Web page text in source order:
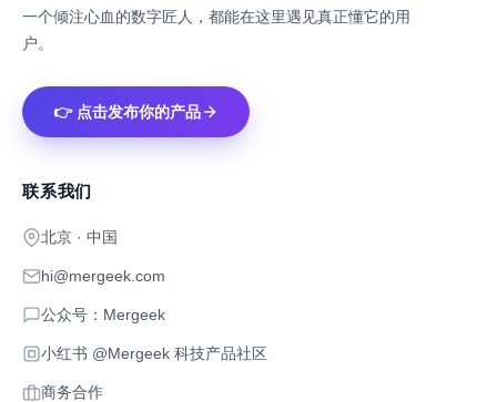
一个倾注心血的数字匠人，都能在这里遇见真正懂它的用
户。
👉 点击发布你的产品
联系我们
北京 · 中国
hi@mergeek.com
公众号：Mergeek
小红书 @Mergeek 科技产品社区
商务合作